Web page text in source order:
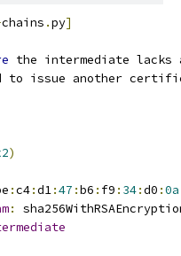
chains .py]
the intermediate lacks
to issue another
)
:c4:d1:47 :b6 : f9 : 34:d0 :0a
: